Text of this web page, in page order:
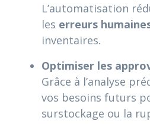
L’automatisation
les erreurs
inventaires.
Optimiser les
Grâce à l’analyse
vos besoins futurs
surstockage ou la